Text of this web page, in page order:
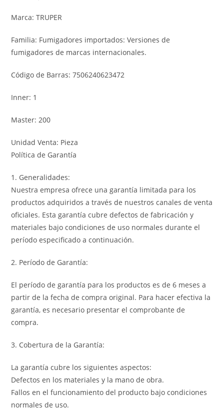
Marca: TRUPER
Familia: Fumigadores importados: Versiones de
fumigadores de marcas internacionales.
Código de Barras: 7506240623472
Inner: 1
Master: 200
Unidad Venta: Pieza
Política de Garantía
1. Generalidades:
Nuestra empresa ofrece una garantía limitada para los
productos adquiridos a través de nuestros canales de venta
oficiales. Esta garantía cubre defectos de fabricación y
materiales bajo condiciones de uso normales durante el
período especificado a continuación.
2. Período de Garantía:
El período de garantía para los productos es de 6 meses a
partir de la fecha de compra original. Para hacer efectiva la
garantía, es necesario presentar el comprobante de
compra.
3. Cobertura de la Garantía:
La garantía cubre los siguientes aspectos:
Defectos en los materiales y la mano de obra.
Fallos en el funcionamiento del producto bajo condiciones
normales de uso.